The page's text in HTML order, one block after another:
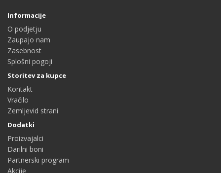
Informacije
O podjetju
Zaupajo nam
Zasebnost
Splošni pogoji
Storitev za kupce
Kontakt
Vračilo
Zemljevid strani
Dodatki
Proizvajalci
Darilni boni
Partnerski program
Akcije